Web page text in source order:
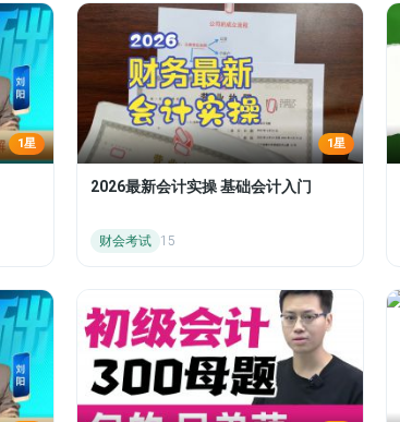
1星 1星
2026最新会计实操 基础会计入门
财会考试 15